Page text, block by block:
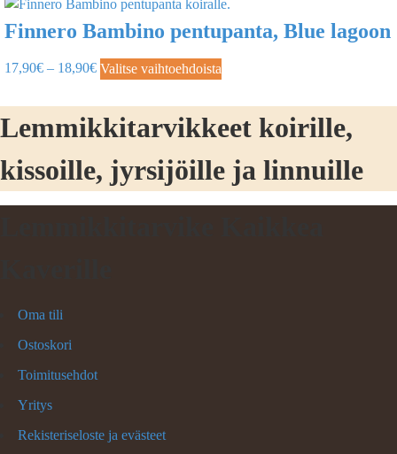
Finnero Bambino pentupanta, Blue lagoon
17,90€ – 18,90€ Valitse vaihtoehdoista
Lemmikkitarvikkeet koirille,
kissoille, jyrsijöille ja linnuille
Oma tili
Ostoskori
Toimitusehdot
Yritys
Rekisteriseloste ja evästeet